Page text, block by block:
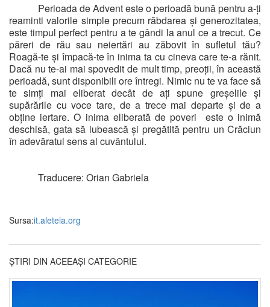
Perioada de Advent este o perioadă bună pentru a-ți
reaminti valorile simple precum răbdarea și generozitatea,
este timpul perfect pentru a te gândi la anul ce a trecut. Ce
păreri de rău sau neiertări au zăbovit în sufletul tău?
Roagă-te și împacă-te în inima ta cu cineva care te-a rănit.
Dacă nu te-ai mai spovedit de mult timp, preoții, în această
perioadă, sunt disponibili ore întregi. Nimic nu te va face să
te simți mai eliberat decât de ați spune greșelile și
supărările cu voce tare, de a trece mai departe și de a
obține iertare. O inima eliberată de poveri
este o inimă
deschisă, gata să iubească și pregătită pentru un Crăciun
în adevăratul sens al cuvântului.
Traducere: Orian Gabriela
Sursa:it.aleteia.org
ȘTIRI DIN ACEEAȘI CATEGORIE